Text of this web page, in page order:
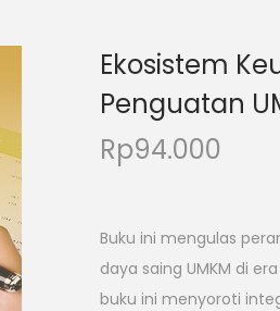
Ekosistem
Penguatan
Rp94.000
Buku ini mengulas
daya saing UMKM di
buku ini menyoroti